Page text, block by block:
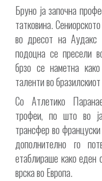
Бруно ја започна
татковина.
во дресот на
подоцна се пресели
брзо се наметна
таленти во
Со Атлетико
трофеи, по што во
трансфер во
дополнително го
етаблираше како еден
врска во Европа.